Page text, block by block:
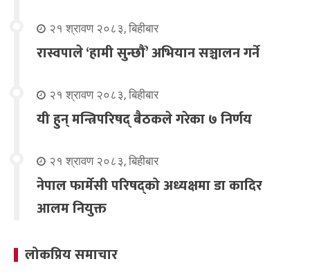
२१ श्रावण २०८३, बिहीबार
रास्वपाले ‘हामी सुन्छौँ’ अभियान सञ्चालन गर्ने
२१ श्रावण २०८३, बिहीबार
यी हुन् मन्त्रिपरिषद् बैठकले गरेका ७ निर्णय
२१ श्रावण २०८३, बिहीबार
नेपाल फार्मेसी परिषद्को अध्यक्षमा डा कादिर
आलम नियुक्त
लोकप्रिय समाचार